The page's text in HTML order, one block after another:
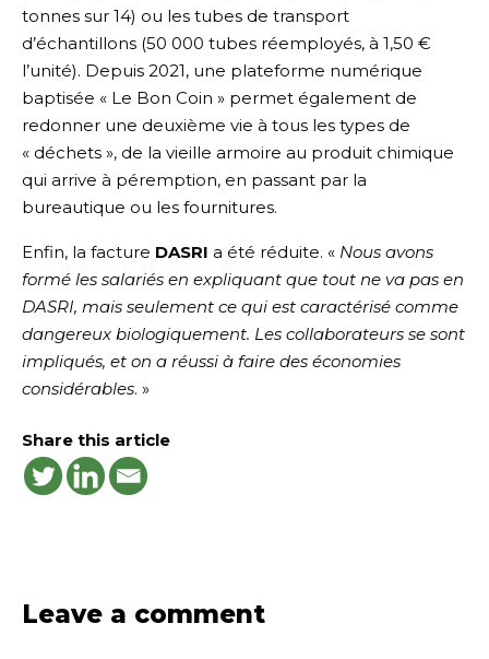
tonnes sur 14) ou les tubes de transport
d’échantillons (50 000 tubes réemployés, à 1,50 €
l’unité). Depuis 2021, une plateforme numérique
baptisée « Le Bon Coin » permet également de
redonner une deuxième vie à tous les types de
« déchets », de la vieille armoire au produit chimique
qui arrive à péremption, en passant par la
bureautique ou les fournitures.
Enfin, la facture DASRI a été réduite. « Nous avons
formé les salariés en expliquant que tout ne va pas en
DASRI, mais seulement ce qui est caractérisé comme
dangereux biologiquement. Les collaborateurs se sont
impliqués, et on a réussi à faire des économies
considérables. »
Share this article
Leave a comment